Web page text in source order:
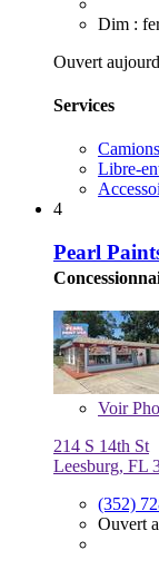
Dim :
Ouvert
Services
Libre-
4
Pearl
Voir
214 S 14th St
Leesburg, FL
(352)
Ouvert